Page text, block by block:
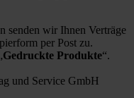
senden wir Ihnen Verträge
per Post zu.
Gedruckte Produkte“.
und Service GmbH